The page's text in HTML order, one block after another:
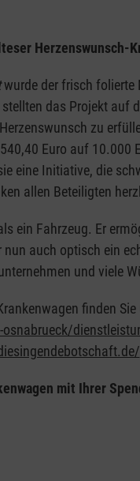
Herzenswunsch-
wurde der frisch folierte
das Projekt auf
zu
Euro auf 10.000
eine Initiative, die
allen Beteiligten
ein Fahrzeug. Er
auch optisch ein
und viele
finden Sie
mit Ihrer